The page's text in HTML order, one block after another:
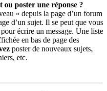
poster une réponse ?
» depuis la page d’un forum
d’un sujet. Il se peut que vous
écrire un message. Une liste
en bas de page des
poster de nouveaux sujets,
etc.